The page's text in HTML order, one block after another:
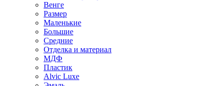
Венге
Размер
Маленькие
Большие
Средние
Отделка и материал
МДФ
Пластик
Alvic Luxe